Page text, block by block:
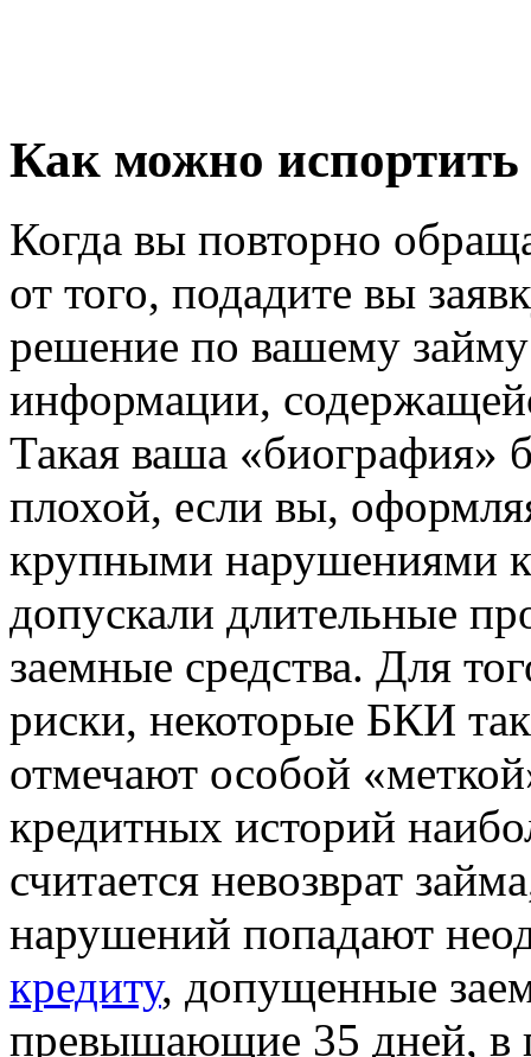
Как можно
Когда вы повторно
от того, подадите вы
решение по вашему
информации,
Такая ваша «биография»
плохой, если вы,
крупными нарушениями
допускали длительные
заемные средства. Для
риски, некоторые БКИ
отмечают особой
кредитных историй
считается невозврат
нарушений попадают
кредиту, допущенные
превышающие 35 дней, в